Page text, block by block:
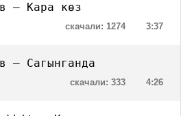
— Кара көз
3:37
скачали: 1274
— Сагынганда
4:26
скачали: 333